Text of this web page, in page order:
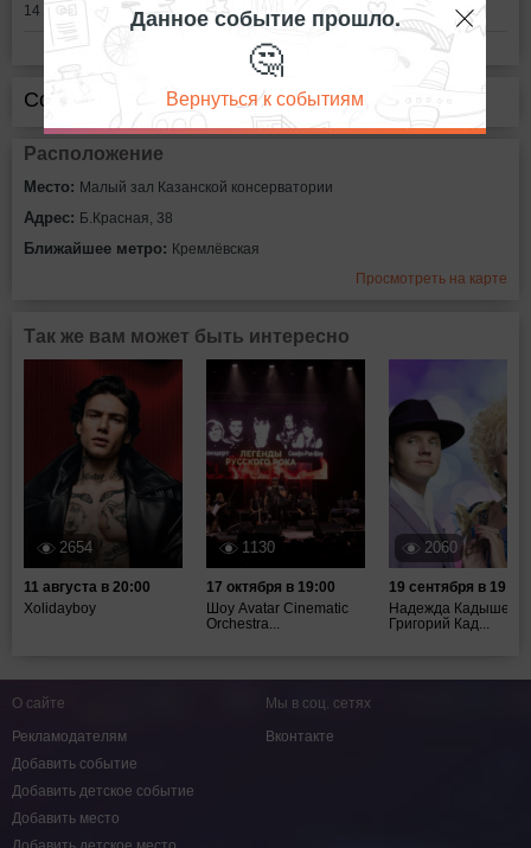
14 марта в 16:00
Сообщить об ошибке
Расположение
Место: Малый зал Казанской консерватории
Адрес: Б.Красная, 38
Ближайшее метро: Кремлёвская
Просмотреть на карте
Так же вам может быть интересно
2654
11 августа в 20:00
Xolidayboy
1130
17 октября в 19:00
Шоу Avatar Cinematic
Orchestra...
2060
19 сентября в 19:00
Надежда Кадышева,
Григорий Кад...
Данное событие прошло.
🤔
Вернуться к событиям
О сайте
Рекламодателям
Добавить событие
Добавить детское событие
Добавить место
Мы в соц. сетях
Вконтакте